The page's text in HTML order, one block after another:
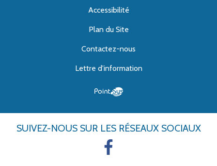
Accessibilité
Plan du Site
Contactez-nous
Lettre d'information
SUIVEZ-NOUS SUR LES RÉSEAUX SOCIAUX